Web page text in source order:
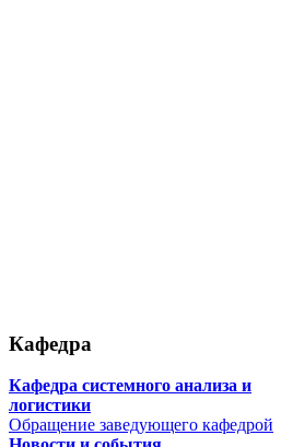
Кафедра
Кафедра системного анализа и
логистики
Обращение заведующего кафедрой